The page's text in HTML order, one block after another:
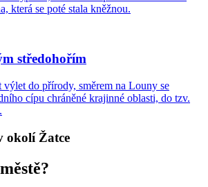
která se poté stala kněžnou.
středohořím
výlet do přírody, směrem na Louny se
cípu chráněné krajinné oblasti, do tzv.
okolí Žatce